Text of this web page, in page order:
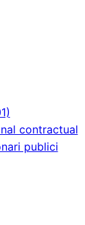
contractual
publici